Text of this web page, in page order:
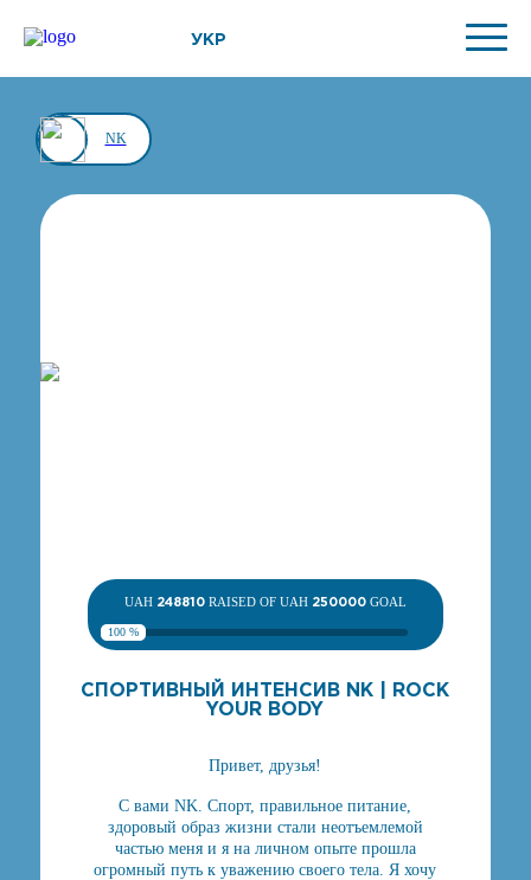
УКР
NK
UAH 248810RAISED OF UAH 250000GOAL
100 %
СПОРТИВНЫЙ ИНТЕНСИВ NK | ROCK
YOUR BODY
Привет, друзья!
С вами NK. Спорт, правильное питание,
здоровый образ жизни стали неотъемлемой
частью меня и я на личном опыте прошла
огромный путь к уважению своего тела. Я хочу